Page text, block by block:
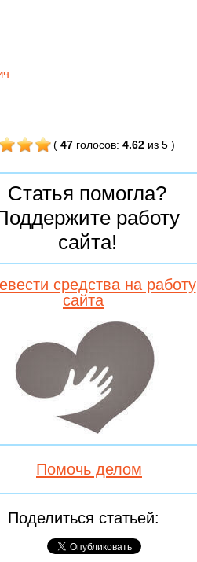
( 47 голосов: 4.62из 5)
Статья помогла?
работу
сайта!
средства на работу
сайта
Помочь делом
Поделиться статьей: